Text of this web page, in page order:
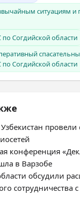
ситуациям и
Согдийской области
Согдийской области
конференция
в Варзобе
обсудили
сотрудничества